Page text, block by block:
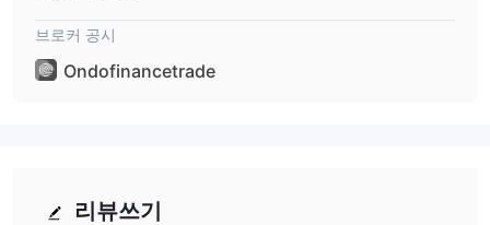
브로커 공시
Ondofinancetrade
리뷰쓰기